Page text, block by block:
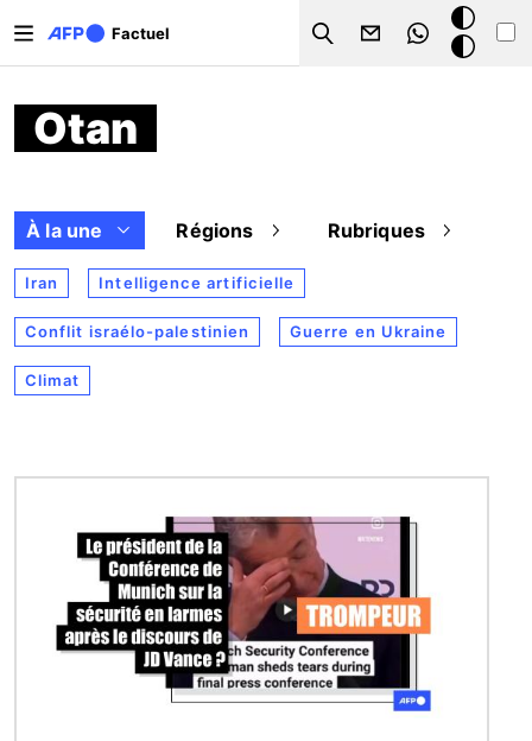
Factuel
Search
Mode
sombre
Otan
À la une Régions Rubriques
Iran Intelligence artificielle
Conflit israélo-palestinien Guerre en Ukraine
Climat